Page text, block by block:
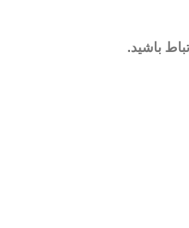
باشید.